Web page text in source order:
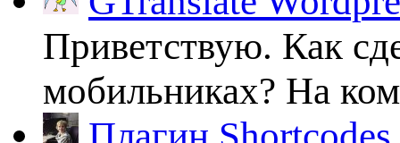
Приветствую. Как
мобильниках? На